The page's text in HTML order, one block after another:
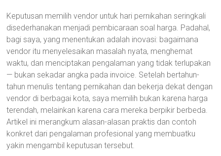
Keputusan memilih vendor untuk hari pernikahan seringkali
disederhanakan menjadi pembicaraan soal harga. Padahal,
bagi saya, yang menentukan adalah inovasi: bagaimana
vendor itu menyelesaikan masalah nyata, menghemat
waktu, dan menciptakan pengalaman yang tidak terlupakan
— bukan sekadar angka pada invoice. Setelah bertahun-
tahun menulis tentang pernikahan dan bekerja dekat dengan
vendor di berbagai kota, saya memilih bukan karena harga
terendah, melainkan karena cara mereka berpikir berbeda.
Artikel ini merangkum alasan-alasan praktis dan contoh
konkret dari pengalaman profesional yang membuatku
yakin mengambil keputusan tersebut.